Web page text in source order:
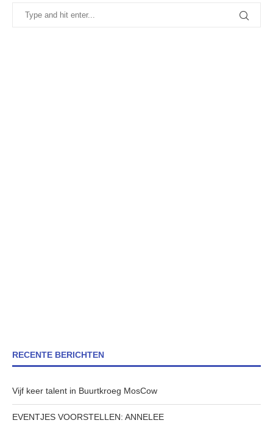
RECENTE BERICHTEN
Vijf keer talent in Buurtkroeg MosCow
EVENTJES VOORSTELLEN: ANNELEE